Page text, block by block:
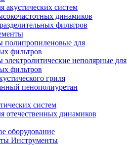
акустических систем
динамиков
фильтров
полипропиленовые для
фильтров
электролитические неполярные для
фильтров
гриля
пенополиуретан
систем
отечественных динамиков
оборудование
Инструменты